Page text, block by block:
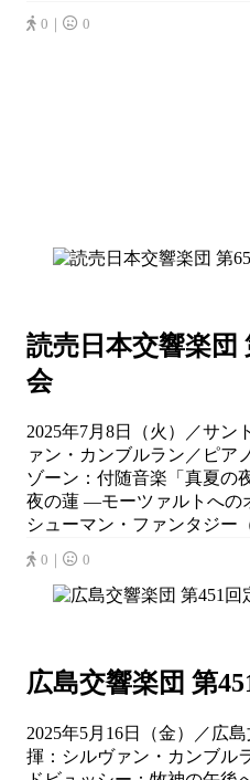
0｜ 0
読売日本交響楽団
会
2025年7月8日（火）／サン
ァン・カンブルラン／ピア
ゾーン：付随音楽「真夏の
夜の蓮 ―モーツァルトへの
シューマン・ファンタジー
0｜ 0
広島交響楽団 第
2025年5月16日（金）／広
揮：シルヴァン・カンブル